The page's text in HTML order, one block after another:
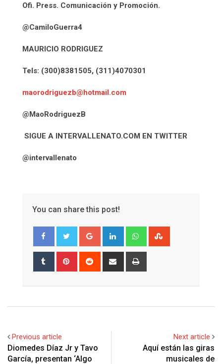
Ofi. Press. Comunicación y Promoción.
@CamiloGuerra4
MAURICIO RODRIGUEZ
Tels: (300)8381505, (311)4070301
maorodriguezb@hotmail.com
@MaoRodriguezB
SIGUE A INTERVALLENATO.COM EN TWITTER
@intervallenato
You can share this post!
Google+ LinkedIn Whatsapp
Tumblr Pinterest Reddit
Share
Previous article
Diomedes Díaz Jr y Tavo
García, presentan ‘Algo
Next article
Aquí están las giras
musicales de